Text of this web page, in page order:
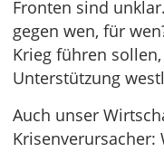
Fronten sind
gegen wen, für
Krieg führen
Unterstützung
Auch unser
Krisenverursacher: